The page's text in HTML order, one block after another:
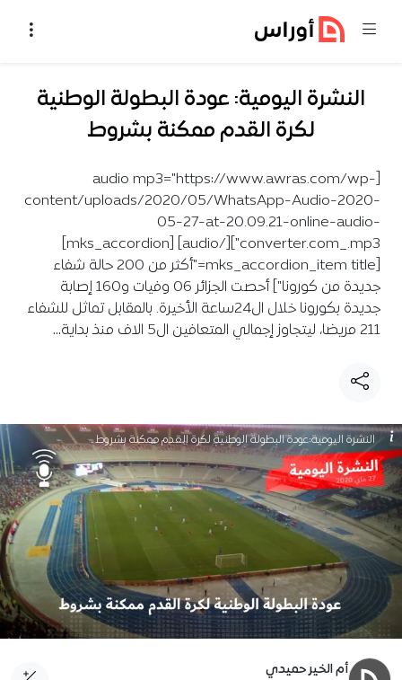
النشرة اليومية: عودة البطولة الوطنية
لكرة القدم ممكنة بشروط
[audio mp3="https://www.awras.com/wp-
content/uploads/2020/05/WhatsApp-Audio-2020-
05-27-at-20.09.21-online-audio-
converter.com_.mp3"][/audio] [mks_accordion]
[mks_accordion_item title="أكثر من 200 حالة شفاء
جديدة من كورونا"] أحصت الجزائر 06 وفيات و160 إصابة
جديدة بكورونا خلال ال24ساعة الأخيرة. بالمقابل تماثل للشفاء
211 مريضا، ليتجاوز إجمالي المتعافين ال5 الاف منذ بداية…
النشرة اليومية:عودة البطولة الوطنية لكرة القدم ممكنة بشروط
أم الخير حميدي